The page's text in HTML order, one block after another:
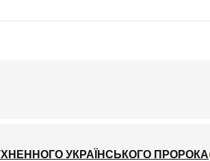
УКРАЇНСЬКОГО ПРОРОКА